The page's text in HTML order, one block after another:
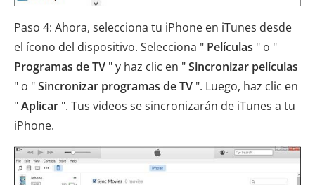
Paso 4: Ahora, selecciona tu iPhone en iTunes desde
el ícono del dispositivo. Selecciona " Películas " o "
Programas de TV " y haz clic en "Sincronizar películas
" o "Sincronizar programas de TV ". Luego, haz clic en
"Aplicar ". Tus videos se sincronizarán de iTunes a tu
iPhone.